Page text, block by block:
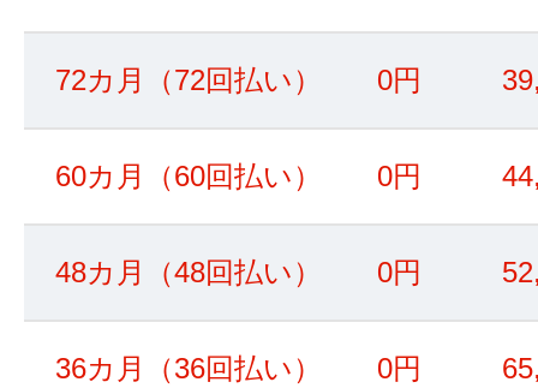
72カ月（72回払い） 0円
60カ月（60回払い） 0円
48カ月（48回払い） 0円
36カ月（36回払い） 0円